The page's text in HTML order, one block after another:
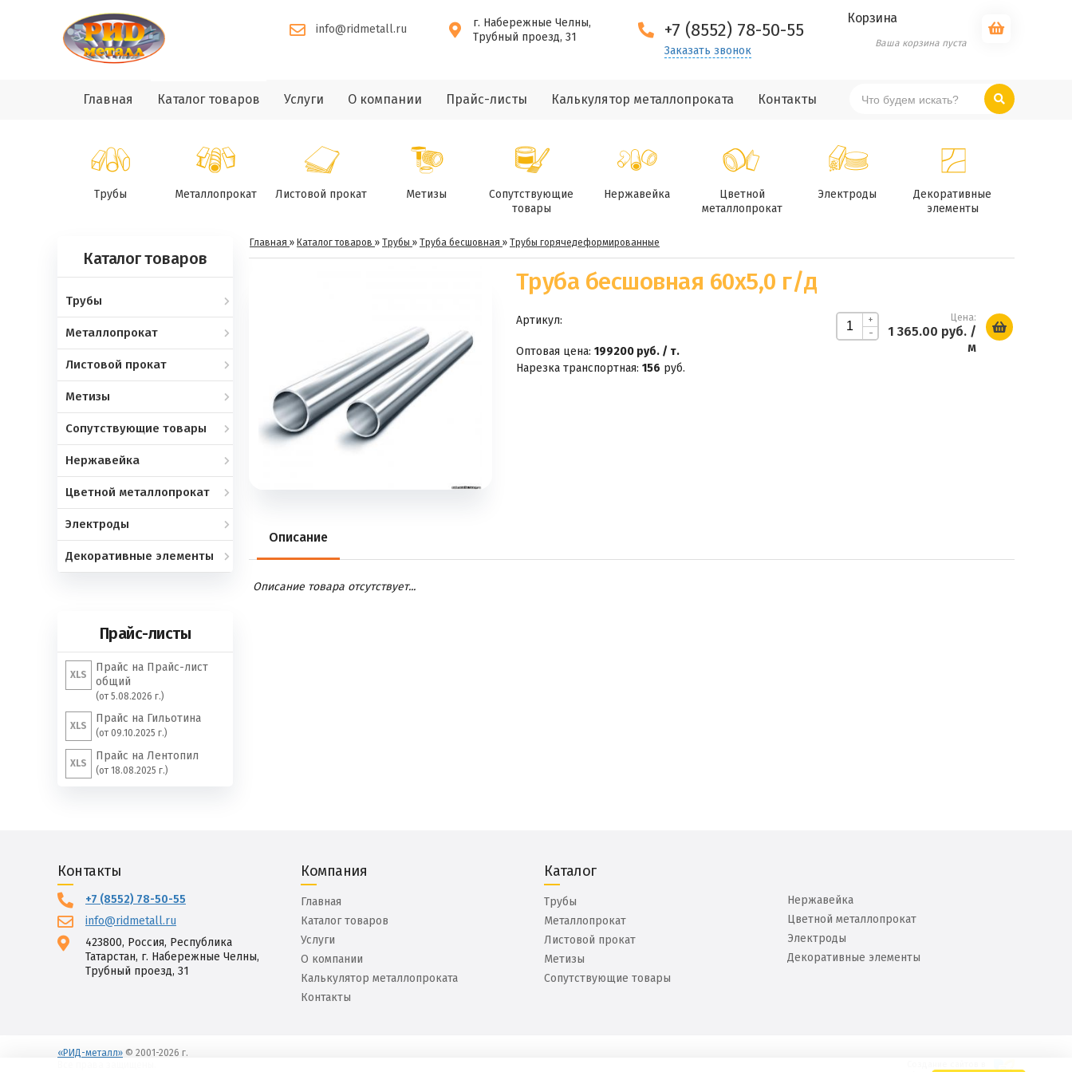
info@ridmetall.ru
г. Набережные Челны,
Трубный проезд, 31
+7 (8552) 78-50-55
Заказать звонок
Корзина
Ваша корзина пуста
Главная Каталог товаров Услуги О компании Прайс-листы Калькулятор металлопроката Контакты
Трубы Металлопрокат Листовой прокат Метизы
Сопутствующие
товары
Нержавейка
Цветной
металлопрокат
Электроды
Декоративные
элементы
Каталог товаров
Трубы
Металлопрокат
Листовой прокат
Метизы
Сопутствующие товары
Нержавейка
Цветной металлопрокат
Электроды
Декоративные элементы
Прайс-листы
XLS
Прайс на Прайс-лист
общий
(от 5.08.2026 г.)
XLS
Прайс на Гильотина
(от 09.10.2025 г.)
XLS
Прайс на Лентопил
(от 18.08.2025 г.)
Главная » Каталог товаров » Трубы » Труба бесшовная » Трубы горячедеформированные
Труба бесшовная 60х5,0 г/д
+
-
Цена:
1 365.00 руб./
м
Артикул:
Оптовая цена: 199200 руб. / т.
Нарезка транспортная: 156 руб.
Описание
Описание товара отсутствует...
Контакты
+7 (8552) 78-50-55
info@ridmetall.ru
423800, Россия, Республика
Татарстан, г. Набережные Челны,
Трубный проезд, 31
Компания
Главная
Каталог товаров
Услуги
О компании
Калькулятор металлопроката
Контакты
Каталог
Трубы
Металлопрокат
Листовой прокат
Метизы
Сопутствующие товары
Нержавейка
Цветной металлопрокат
Электроды
Декоративные элементы
«РИД-металл» © 2001-2026 г.